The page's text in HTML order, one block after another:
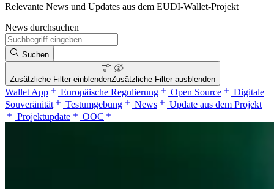
Relevante News und Updates aus dem EUDI-Wallet-Projekt
News durchsuchen
Suchen
Zusätzliche Filter einblendenZusätzliche Filter ausblenden
Wallet App Europäische Regulierung Open Source
Digitale
Souveränität
Testumgebung News
Update aus dem Projekt
Projektupdate
OOC